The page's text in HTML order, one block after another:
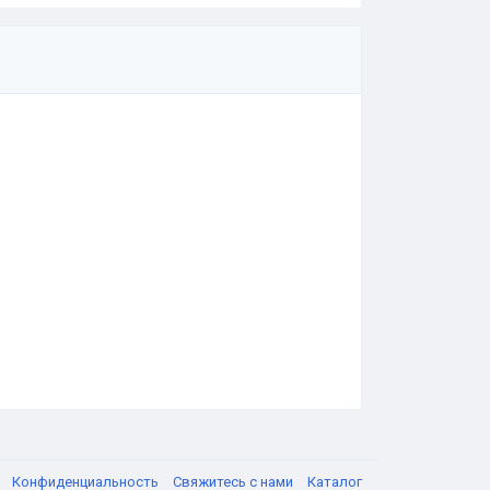
Конфиденциальность Свяжитесь с нами Каталог